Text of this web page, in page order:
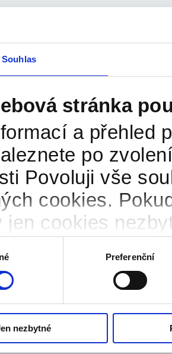
Souhlas
stránka
a přehled
po
Povoluji vše
cookies.
jen cookies
Preferenční
nezbytné